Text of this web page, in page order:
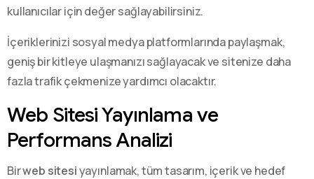
kullanıcılar için değer sağlayabilirsiniz.
İçeriklerinizi sosyal medya platformlarında paylaşmak,
geniş bir kitleye ulaşmanızı sağlayacak ve sitenize daha
fazla trafik çekmenize yardımcı olacaktır.
Web Sitesi Yayınlama ve
Performans Analizi
Birweb sitesiyayınlamak, tüm tasarım, içerik ve hedef